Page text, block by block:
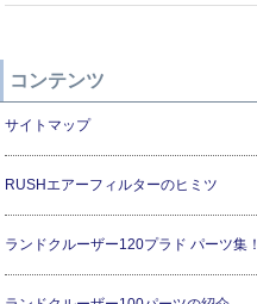
コンテンツ
サイトマップ
RUSHエアーフィルターのヒミツ
ランドクルーザー120プラド パーツ集！